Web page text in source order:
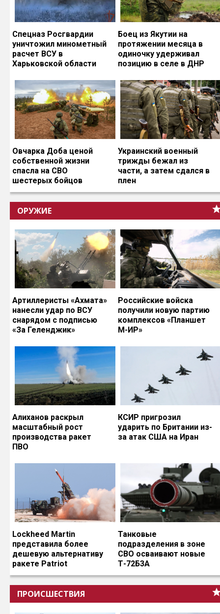
Спецназ Росгвардии
уничтожил минометный
расчет ВСУ в
Харьковской области
Боец из Якутии на
протяжении месяца в
одиночку удерживал
позицию в селе в ДНР
Овчарка Доба ценой
собственной жизни
спасла на СВО
шестерых бойцов
Украинский военный
трижды бежал из
части, а затем сдался в
плен
ОРУЖИЕ
Артиллеристы «Ахмата»
нанесли удар по ВСУ
снарядом с подписью
«За Геленджик»
Российские войска
получили новую партию
комплексов «Планшет
М-ИР»
Алиханов раскрыл
масштабный рост
производства ракет
ПВО
КСИР пригрозил
ударить по Британии из-
за атак США на Иран
Lockheed Martin
представила более
дешевую альтернативу
ракете Patriot
Танковые
подразделения в зоне
СВО осваивают новые
Т-72Б3А
ПРОИСШЕСТВИЯ